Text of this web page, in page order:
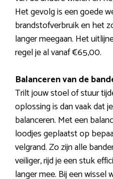
Het gevolg is een goede
brandstofverbruik en het
langer meegaan. Het
regel je al vanaf €65,00.
Balanceren van de
Trilt jouw stoel of stuur
oplossing is dan vaak dat
balanceren. Met een
loodjes geplaatst op
velgrand. Zo zijn alle
veiliger, rijd je een stuk
langer mee. Bij een wissel